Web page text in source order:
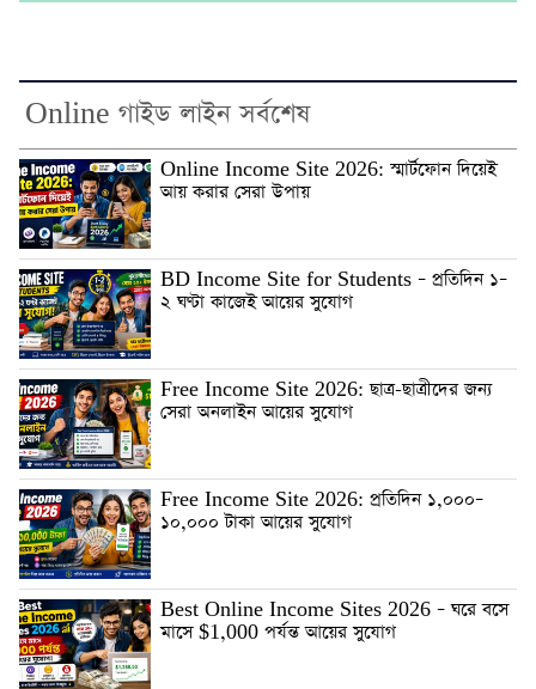
Online গাইড লাইন সর্বশেষ
Online Income Site 2026: স্মার্টফোন দিয়েই
আয় করার সেরা উপায়
BD Income Site for Students – প্রতিদিন ১–
২ ঘণ্টা কাজেই আয়ের সুযোগ
Free Income Site 2026: ছাত্র-ছাত্রীদের জন্য
সেরা অনলাইন আয়ের সুযোগ
Free Income Site 2026: প্রতিদিন ১,০০০–
১০,০০০ টাকা আয়ের সুযোগ
Best Online Income Sites 2026 – ঘরে বসে
মাসে $1,000 পর্যন্ত আয়ের সুযোগ